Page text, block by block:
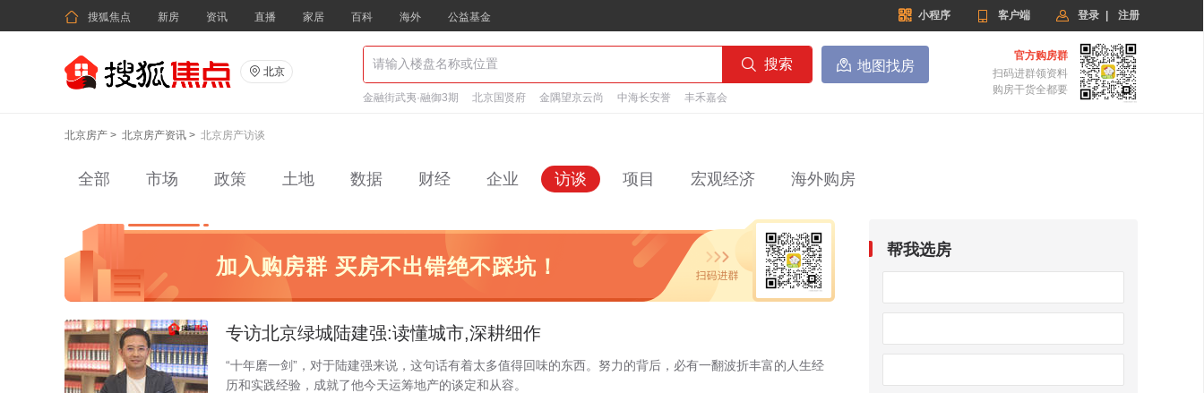
 搜狐焦点 新房 资讯 直播 家居 百科 海外 公益基金  小程序  客户端  登录 注册
 北京  搜索  地图找房
金融街武夷·融御3期 北京国贤府 金隅望京云尚 中海长安誉 丰禾嘉会
官方购房群
扫码进群领资料
购房干货全都要
北京房产 > 北京房产资讯 > 北京房产访谈
全部 市场 政策 土地 数据 财经 企业 访谈 项目 宏观经济 海外购房
加入购房群 买房不出错绝不踩坑！
专访北京绿城陆建强:读懂城市,深耕细作
“十年磨一剑”，对于陆建强来说，这句话有着太多值得回味的东西。努力的背后，必有一翻波折丰富的人生经
历和实践经验，成就了他今天运筹地产的谈定和从容。
帮我选房